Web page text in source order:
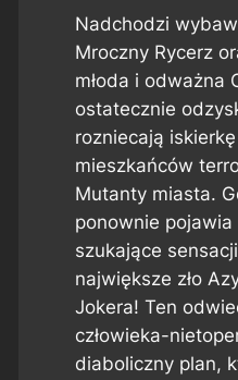
Nadchodzi
Mroczny Rycerz
młoda i odważna
ostatecznie
rozniecają
mieszkańców
Mutanty miasta.
ponownie
szukające
największe zło
Jokera! Ten
człowieka-
diaboliczny plan,